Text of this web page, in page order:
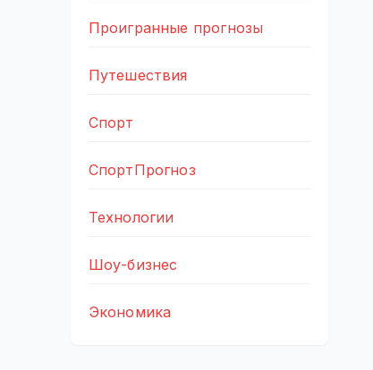
Проигранные прогнозы
Путешествия
Спорт
СпортПрогноз
Технологии
Шоу-бизнес
Экономика